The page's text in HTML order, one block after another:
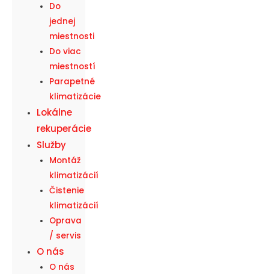
Do
jednej
miestnosti
Do viac
miestností
Parapetné
klimatizácie
Lokálne
rekuperácie
Služby
Montáž
klimatizácií
Čistenie
klimatizácií
Oprava
/ servis
O nás
O nás